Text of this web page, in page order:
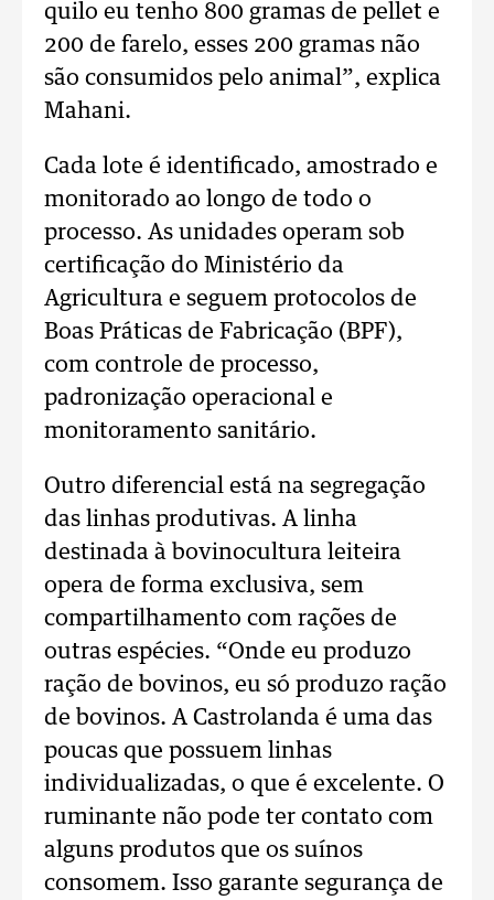
quilo eu tenho 800 gramas de pellet e
200 de farelo, esses 200 gramas não
são consumidos pelo animal”, explica
Mahani.
Cada lote é identificado, amostrado e
monitorado ao longo de todo o
processo. As unidades operam sob
certificação do Ministério da
Agricultura e seguem protocolos de
Boas Práticas de Fabricação (BPF),
com controle de processo,
padronização operacional e
monitoramento sanitário.
Outro diferencial está na segregação
das linhas produtivas. A linha
destinada à bovinocultura leiteira
opera de forma exclusiva, sem
compartilhamento com rações de
outras espécies. “Onde eu produzo
ração de bovinos, eu só produzo ração
de bovinos. A Castrolanda é uma das
poucas que possuem linhas
individualizadas, o que é excelente. O
ruminante não pode ter contato com
alguns produtos que os suínos
consomem. Isso garante segurança de